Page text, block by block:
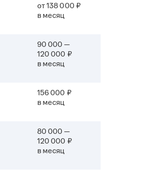
от 138 000 ₽
в месяц
90 000 —
120 000 ₽
в месяц
156 000 ₽
в месяц
80 000 —
120 000 ₽
в месяц